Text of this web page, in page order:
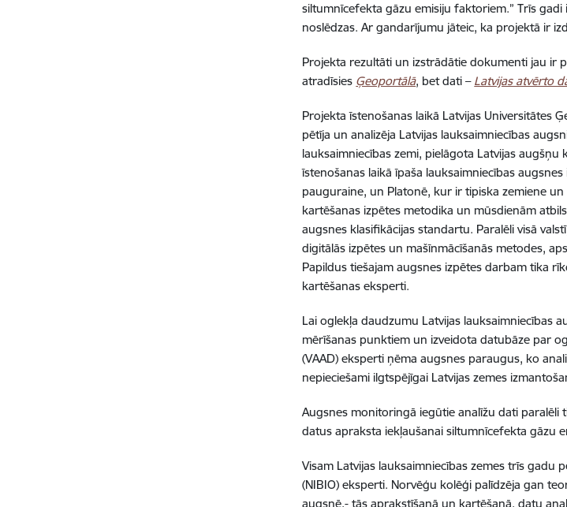
siltumnīcefekta gāzu emisiju faktoriem.” Trīs
noslēdzas. Ar gandarījumu jāteic, ka projektā ir
Projekta rezultāti un izstrādātie dokumenti jau ir
atradīsies Ģeoportālā, bet dati – Latvijas atvērto
Projekta īstenošanas laikā Latvijas Universitātes
pētīja un analizēja Latvijas lauksaimniecības
lauksaimniecības zemi, pielāgota Latvijas
īstenošanas laikā īpaša lauksaimniecības
pauguraine, un Platonē, kur ir tipiska zemiene
kartēšanas izpētes metodika un mūsdienām
augsnes klasifikācijas standartu. Paralēli visā
digitālās izpētes un mašīnmācīšanās metodes,
Papildus tiešajam augsnes izpētes darbam tika
kartēšanas eksperti.
Lai oglekļa daudzumu Latvijas lauksaimniecības
mērīšanas punktiem un izveidota datubāze par
(VAAD) eksperti ņēma augsnes paraugus, ko
nepieciešami ilgtspējīgai Latvijas zemes
Augsnes monitoringā iegūtie analīžu dati paralēli
datus apraksta iekļaušanai siltumnīcefekta gāzu
Visam Latvijas lauksaimniecības zemes trīs
(NIBIO) eksperti. Norvēģu kolēģi palīdzēja gan
augsnē,- tās aprakstīšanā un kartēšanā, datu